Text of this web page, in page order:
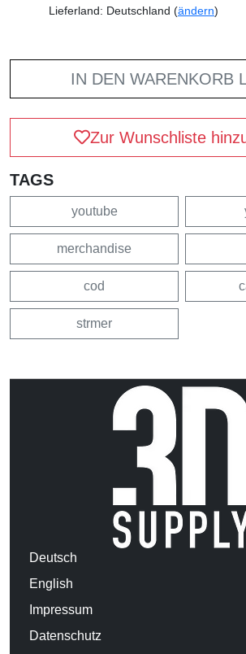
Lieferland: Deutschland (ändern)
IN DEN WARENKORB
Zur Wunschliste
TAGS
youtube
merchandise
cod
strmer
Deutsch
English
Impressum
Datenschutz